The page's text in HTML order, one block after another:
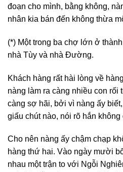
đoạn cho mình, bằng không,
nhân kia bán đến không thừa
(*) Một trong ba chợ lớn ở
nhà Tùy và nhà Đường.
Khách hàng rất hài lòng về
nàng làm ra càng nhiều con
càng sợ hãi, bởi vì nàng ấy
giấu chút nào, nói rõ hắn
Cho nên nàng ấy chậm chạp
hàng thứ hai. Vào ngày mười
nhau một trận to với Ngỗi